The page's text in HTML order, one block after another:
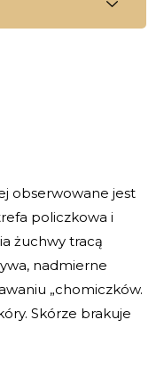
obserwowane jest
policzkowa i
żuchwy tracą
nadmierne
„chomiczków.
Skórze brakuje